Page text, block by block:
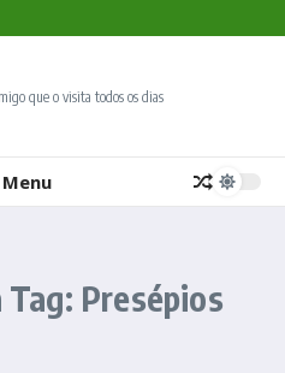
de autocarro
que o visita todos os dias
Menu
Presépios